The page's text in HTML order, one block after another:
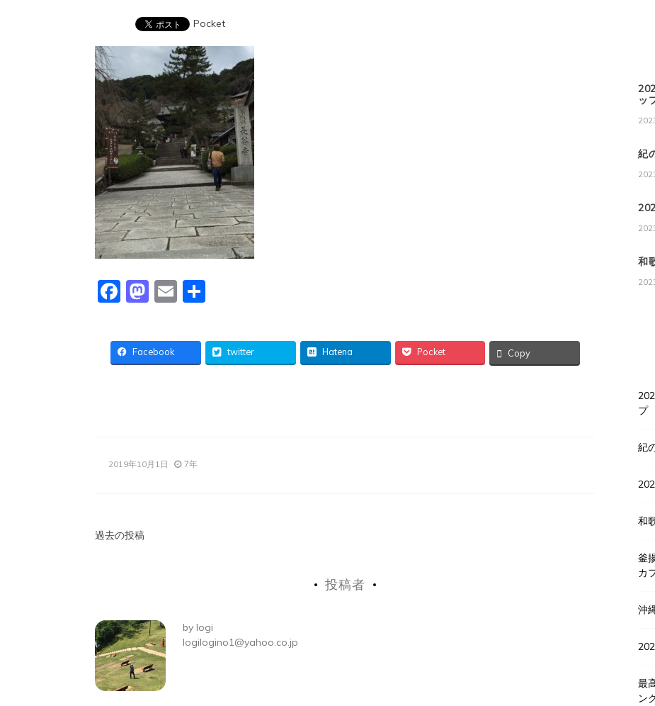
Pocket
Facebook
Mastodon
Email
Facebook twitter Hatena Pocket Copy
2019年10月1日 7年
投
ビ
ゲ
ー
過去の投稿
投稿者
by logi
logilogino1@yahoo.co.jp
ッ
紀
和
プ
紀
和
釜
カ
沖
最
ン